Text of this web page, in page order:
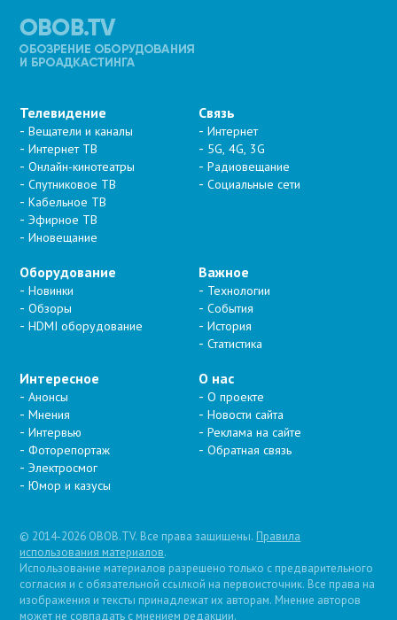
Телевидение
Вещатели и каналы
Интернет ТВ
Онлайн-кинотеатры
Спутниковое ТВ
Кабельное ТВ
Эфирное ТВ
Иновещание
Связь
Интернет
5G, 4G, 3G
Радиовещание
Социальные сети
Оборудование
Новинки
Обзоры
HDMI оборудование
Важное
Технологии
События
История
Статистика
Интересное
Анонсы
Мнения
Интервью
Фоторепортаж
Электросмог
Юмор и казусы
О нас
О проекте
Новости сайта
Реклама на сайте
Обратная связь
© 2014-2026 OBOB.TV. Все права защищены. Правила
использования материалов.
Использование материалов разрешено только с предварительного
согласия и с обязательной ссылкой на первоисточник. Все права на
изображения и тексты принадлежат их авторам. Мнение авторов
может не совпадать с мнением редакции.